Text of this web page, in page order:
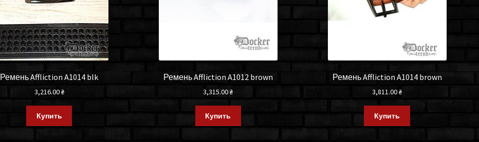
Ремень Affliction A1014 blk
3,216.00₴
Купить
Ремень Affliction A1012 brown
3,315.00₴
Купить
Ремень Affliction A1014 brown
3,811.00₴
Купить